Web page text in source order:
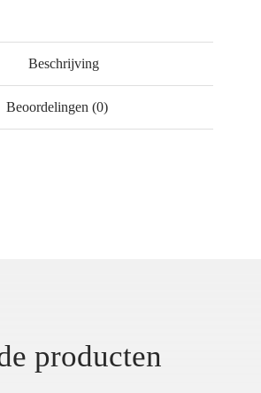
Beschrijving
Beoordelingen (0)
producten